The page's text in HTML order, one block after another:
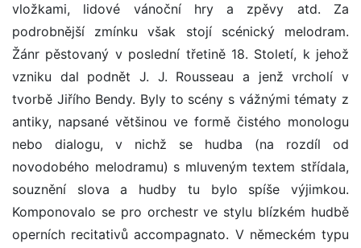
vložkami, lidové vánoční hry a zpěvy atd. Za
podrobnější zmínku však stojí scénický melodram.
Žánr pěstovaný v poslední třetině 18. Století, k jehož
vzniku dal podnět J. J. Rousseau a jenž vrcholí v
tvorbě Jiřího Bendy. Byly to scény s vážnými tématy z
antiky, napsané většinou ve formě čistého monologu
nebo dialogu, v nichž se hudba (na rozdíl od
novodobého melodramu) s mluveným textem střídala,
souznění slova a hudby tu bylo spíše výjimkou.
Komponovalo se pro orchestr ve stylu blízkém hudbě
operních recitativů accompagnato. V německém typu